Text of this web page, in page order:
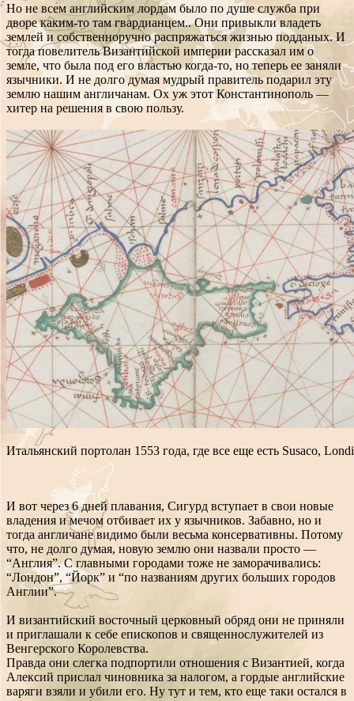
Но не всем английским лордам было по душе служба при
дворе каким-то там гвардианцем.. Они привыкли владеть
землей и собственноручно распряжаться жизнью подданых. И
тогда повелитель Византийской империи рассказал им о
земле, что была под его властью когда-то, но теперь ее заняли
язычники. И не долго думая мудрый правитель подарил эту
землю нашим англичанам. Ох уж этот Константинополь —
хитер на решения в свою пользу.
Итальянский портолан 1553 года, где все еще есть Susaco,
И вот через 6 дней плавания, Сигурд вступает в свои новые
владения и мечом отбивает их у язычников. Забавно, но и
тогда англичане видимо были весьма консервативны. Потому
что, не долго думая, новую землю они назвали просто —
“Англия”. С главными городами тоже не заморачивались:
“Лондон”, “Йорк” и “по названиям других больших городов
Англии”.
И византийский восточный церковный обряд они не приняли
и приглашали к себе епископов и священнослужителей из
Венгерского Королевства.
Правда они слегка подпортили отношения с Византией, когда
Алексий прислал чиновника за налогом, а гордые английские
варяги взяли и убили его. Ну тут и тем, кто еще таки остался в